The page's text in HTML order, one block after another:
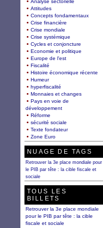
Attitudes
Concepts fondamentaux
Crise financière
Crise mondiale
Crise systémique
Cycles et conjoncture
Economie et politique
Europe de l'est
Fiscalité
Histoire économique récente
Humeur
hyperfiscalité
Monnaies et changes
Pays en voie de
développement
Réforme
sécurité sociale
Texte fondateur
Zone Euro
NUAGE DE TAGS
Retrouver la 3e place mondiale pour
le PIB par tête : la cible fiscale et
sociale
TOUS LES
BILLETS
Retrouver la 3e place mondiale
pour le PIB par tête : la cible
fiscale et sociale